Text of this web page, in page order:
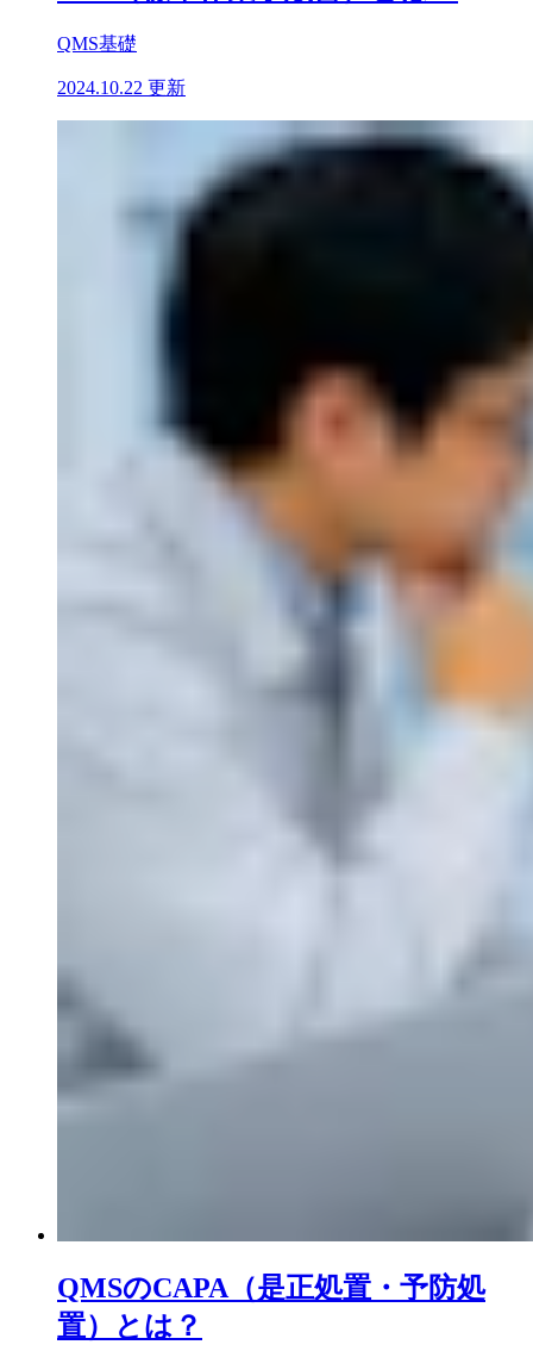
QMS基礎
2024.10.22 更新
QMSのCAPA（是正処置・予防処
置）とは？